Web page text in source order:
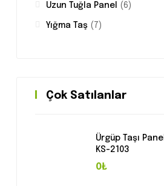
Uzun Tuğla Panel (6)
Yığma Taş (7)
Çok Satılanlar
Ürgüp Taşı Panel
KS-2103
0₺